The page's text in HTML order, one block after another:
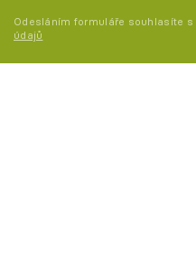
Odesláním formuláře souhlasíte s
údajů